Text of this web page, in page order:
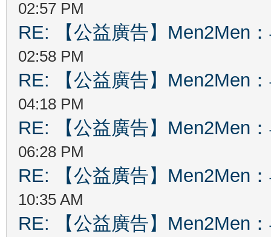
02:57 PM
RE: 【公益廣告】Men2Men
02:58 PM
RE: 【公益廣告】Men2Men
04:18 PM
RE: 【公益廣告】Men2Men
06:28 PM
RE: 【公益廣告】Men2Men
10:35 AM
RE: 【公益廣告】Men2Men